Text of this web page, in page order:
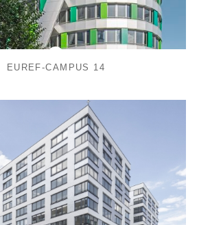
EUREF-CAMPUS 14